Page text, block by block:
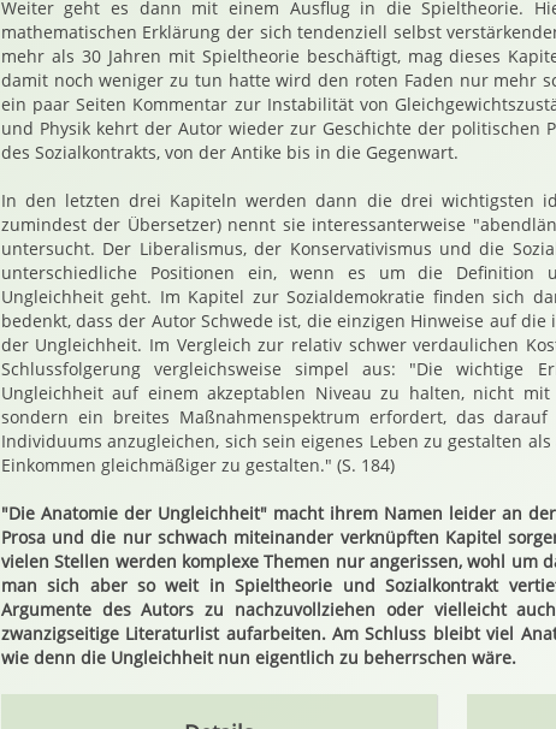
Weiter geht es dann mit einem Ausflug in die Spieltheorie.
mathematischen Erklärung der sich tendenziell selbst
mehr als 30 Jahren mit Spieltheorie beschäftigt, mag dieses
damit noch weniger zu tun hatte wird den roten Faden nur mehr
ein paar Seiten Kommentar zur Instabilität von
und Physik kehrt der Autor wieder zur Geschichte der politischen
des Sozialkontrakts, von der Antike bis in die Gegenwart.
In den letzten drei Kapiteln werden dann die drei wichtigsten
zumindest der Übersetzer) nennt sie interessanterweise
untersucht. Der Liberalismus, der Konservativismus und die
unterschiedliche Positionen ein, wenn es um die Definition
Ungleichheit geht. Im Kapitel zur Sozialdemokratie finden sich
bedenkt, dass der Autor Schwede ist, die einzigen Hinweise auf
der Ungleichheit. Im Vergleich zur relativ schwer verdaulichen
Schlussfolgerung vergleichsweise simpel aus: "Die wichtige
Ungleichheit auf einem akzeptablen Niveau zu halten, nicht
sondern ein breites Maßnahmenspektrum erfordert, das darauf
Individuums anzugleichen, sich sein eigenes Leben zu gestalten
Einkommen gleichmäßiger zu gestalten." (S. 184)
"Die Anatomie der Ungleichheit" macht ihrem Namen leider an
Prosa und die nur schwach miteinander verknüpften Kapitel
vielen Stellen werden komplexe Themen nur angerissen, wohl um
man sich aber so weit in Spieltheorie und Sozialkontrakt
Argumente des Autors zu nachzuvollziehen oder vielleicht
zwanzigseitige Literaturlist aufarbeiten. Am Schluss bleibt viel
wie denn die Ungleichheit nun eigentlich zu beherrschen wäre.